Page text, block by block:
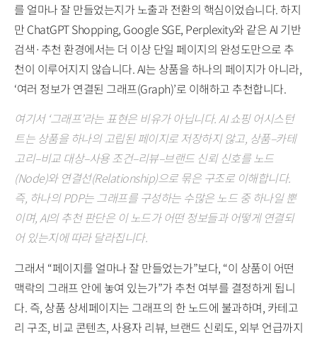
를 얼마나 잘 만들었는지가 노출과 전환의 핵심이었습니다. 하지
만 ChatGPT Shopping, Google SGE, Perplexity와 같은 AI 기반
검색·추천 환경에서는 더 이상 단일 페이지의 완성도만으로 추
천이 이루어지지 않습니다. AI는 상품을 하나의 페이지가 아니라,
‘여러 정보가 연결된 그래프(Graph)’로 이해하고 추천합니다.
여기서 ‘그래프’라는 표현은 비유가 아닙니다. AI 쇼핑 어시스턴
트는 상품을 하나의 고립된 페이지로 저장하지 않고, 상품–카테
고리–비교 대상–사용 조건–리뷰–브랜드 신뢰 신호를 노드
(Node)와 연결선(Relationship)으로 묶은 구조로 이해합니다.
즉, 하나의 PDP는 그래프를 구성하는 수많은 노드 중 하나일 뿐
이며, AI의 추천 판단은 이 노드가 어떤 정보들과 어떻게 연결되
어 있는지에 따라 달라집니다.
그래서 “페이지를 얼마나 잘 만들었는가”보다, “이 상품이 어떤
맥락의 그래프 안에 놓여 있는가”가 추천 여부를 결정하게 됩니
다. 즉, 상품 상세페이지는 그래프의 한 노드에 불과하며, 카테고
리 구조, 비교 콘텐츠, 사용자 리뷰, 브랜드 신뢰도, 외부 언급까지